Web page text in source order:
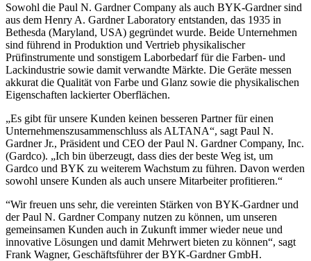
Sowohl die Paul N. Gardner Company als auch BYK-Gardner sind
aus dem Henry A. Gardner Laboratory entstanden, das 1935 in
Bethesda (Maryland, USA) gegründet wurde. Beide Unternehmen
sind führend in Produktion und Vertrieb physikalischer
Prüfinstrumente und sonstigem Laborbedarf für die Farben- und
Lackindustrie sowie damit verwandte Märkte. Die Geräte messen
akkurat die Qualität von Farbe und Glanz sowie die physikalischen
Eigenschaften lackierter Oberflächen.
„Es gibt für unsere Kunden keinen besseren Partner für einen
Unternehmenszusammenschluss als ALTANA“, sagt Paul N.
Gardner Jr., Präsident und CEO der Paul N. Gardner Company, Inc.
(Gardco). „Ich bin überzeugt, dass dies der beste Weg ist, um
Gardco und BYK zu weiterem Wachstum zu führen. Davon werden
sowohl unsere Kunden als auch unsere Mitarbeiter profitieren.“
“Wir freuen uns sehr, die vereinten Stärken von BYK-Gardner und
der Paul N. Gardner Company nutzen zu können, um unseren
gemeinsamen Kunden auch in Zukunft immer wieder neue und
innovative Lösungen und damit Mehrwert bieten zu können“, sagt
Frank Wagner, Geschäftsführer der BYK-Gardner GmbH.